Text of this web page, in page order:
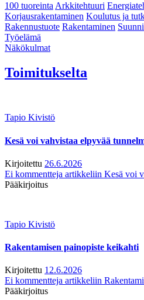
100 tuoreintaArkkitehtuuri
Korjausrakentaminen Koulutus ja
Rakennustuote Rakentaminen
Työelämä
Näkökulmat
Toimitukselta
Tapio Kivistö
Kesä voi vahvistaa elpyvää
Kirjoitettu 26.6.2026
Ei kommentteja artikkeliin Kesä voi
Pääkirjoitus
Tapio Kivistö
Rakentamisen painopiste keikahti
Kirjoitettu 12.6.2026
Ei kommentteja artikkeliin
Pääkirjoitus